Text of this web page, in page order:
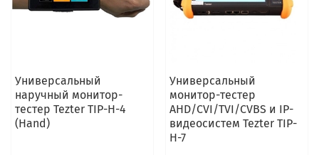
Универсальный
наручный монитор-
тестер Tezter TIP-H-4
(Hand)
Универсальный
монитор-тестер
AHD/CVI/TVI/CVBS и IP-
видеосистем Tezter TIP-
H-7